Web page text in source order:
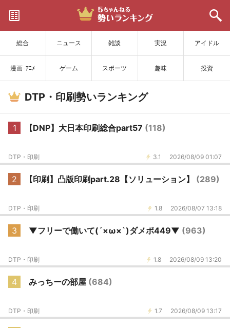
総合 ニュース 雑談 実況 アイドル
漫画･ｱﾆﾒ ゲーム スポーツ 趣味 投資
サイトを更新
DTP・印刷勢いランキング
1 【DNP】大日本印刷総合part57 (118)
3.1 2026/08/09 01:07
DTP・印刷
2 【印刷】凸版印刷part.28【ソリューション】 (289)
1.8 2026/08/07 13:18
DTP・印刷
3 ▼フリーで働いて(´×ω×`)ダメポ449▼ (963)
1.8 2026/08/09 13:20
DTP・印刷
4 みっちーの部屋 (684)
1.7 2026/08/09 13:17
DTP・印刷